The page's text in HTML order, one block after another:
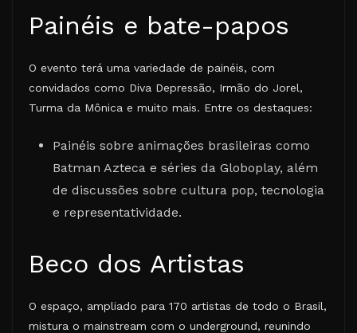
Painéis e bate-papos
O evento terá uma variedade de painéis, com
convidados como Diva Depressão, Irmão do Jorel,
Turma da Mônica e muito mais. Entre os destaques:
Painéis sobre animações brasileiras como
Batman Azteca e séries da Globoplay, além
de discussões sobre cultura pop, tecnologia
e representatividade.
Beco dos Artistas
O espaço, ampliado para 170 artistas de todo o Brasil,
mistura o mainstream com o underground, reunindo